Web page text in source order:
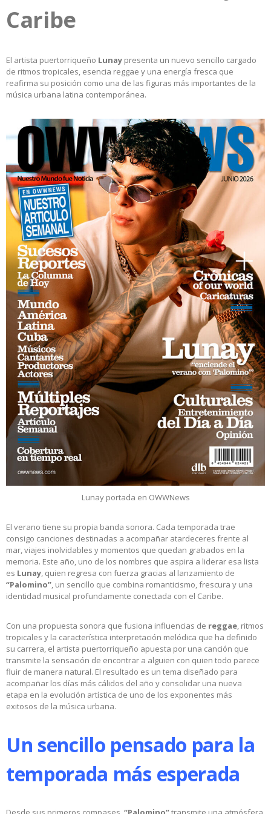
Caribe
El artista puertorriqueño Lunay presenta un nuevo sencillo cargado
de ritmos tropicales, esencia reggae y una energía fresca que
reafirma su posición como una de las figuras más importantes de la
música urbana latina contemporánea.
Lunay portada en OWWNews
El verano tiene su propia banda sonora. Cada temporada trae
consigo canciones destinadas a acompañar atardeceres frente al
mar, viajes inolvidables y momentos que quedan grabados en la
memoria. Este año, uno de los nombres que aspira a liderar esa lista
es Lunay, quien regresa con fuerza gracias al lanzamiento de
“Palomino”, un sencillo que combina romanticismo, frescura y una
identidad musical profundamente conectada con el Caribe.
Con una propuesta sonora que fusiona influencias de reggae, ritmos
tropicales y la característica interpretación melódica que ha definido
su carrera, el artista puertorriqueño apuesta por una canción que
transmite la sensación de encontrar a alguien con quien todo parece
fluir de manera natural. El resultado es un tema diseñado para
acompañar los días más cálidos del año y consolidar una nueva
etapa en la evolución artística de uno de los exponentes más
exitosos de la música urbana.
Un sencillo pensado para la
temporada más esperada